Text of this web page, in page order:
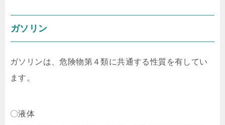
ガソリン
ガソリンは、危険物第４類に共通する性質を有してい
ます。
〇液体